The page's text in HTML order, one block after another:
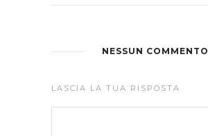
NESSUN COMMENTO
LASCIA LA TUA RISPOSTA